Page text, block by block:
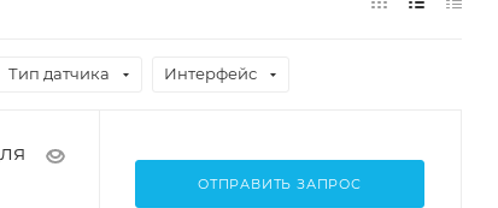
Тип датчика Интерфейс
ОТПРАВИТЬ ЗАПРОС